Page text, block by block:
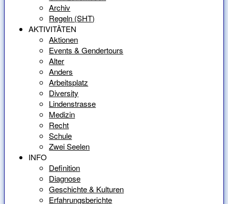
Archiv
Regeln (SHT)
AKTIVITÄTEN
Aktionen
Events & Gendertours
Alter
Anders
Arbeitsplatz
Diversity
Lindenstrasse
Medizin
Recht
Schule
Zwei Seelen
INFO
Definition
Diagnose
Geschichte & Kulturen
Erfahrungsberichte